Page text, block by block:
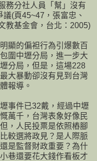
務分社人員「幫」沒有
(頁45~47，張富忠、
教基金會，台北：2005)
顯的偏袒行為引爆數百
圍中壢分局，進一步大
分局，但是，這場228
大暴動卻沒有見到台灣
報導。
事件已32戴，經過中壢
萬千，台灣表象好像民
，人民投票是依照樁腳
較選將政見？是人際脈
是監督財政重要？為什
巷還要花大錢作看板才